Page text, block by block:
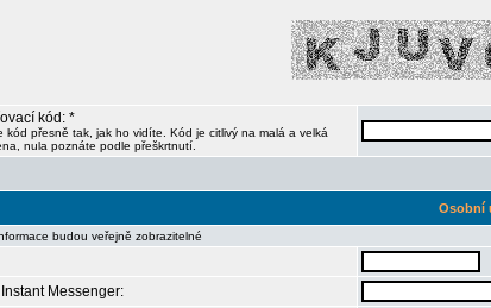
kód: *
kód přesně tak, jak ho vidíte. Kód je citlivý na malá a velká
nula poznáte podle přeškrtnutí.
Osobní
budou veřejně zobrazitelné
Messenger: